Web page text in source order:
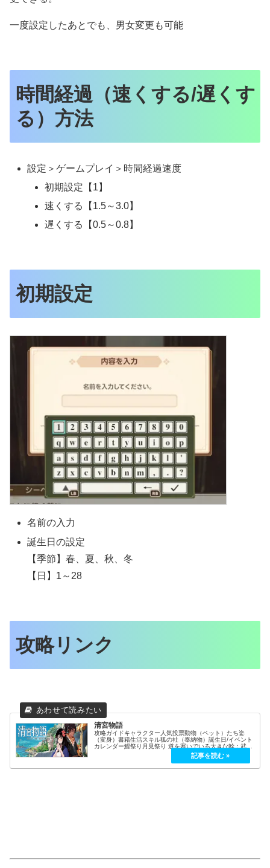
一度設定したあとでも、男女変更も可能
時間経過（速くする/遅くす
る）方法
設定＞ゲームプレイ＞時間経過速度
初期設定【1】
速くする【1.5～3.0】
遅くする【0.5～0.8】
初期設定
名前の入力
誕生日の設定
【季節】春、夏、秋、冬
【日】1～28
攻略リンク
清宮物語
攻略ガイドキャラクター人気投票動物（ペット）たち姿
（変身）書籍生活スキル狐の社（奉納物）誕生日/イベント
カレンダー鯉祭り月見祭り 道を塞いでいる大きな幹：武器
Lv3以上 序盤からサクサク行きたい人向け武器：黄金の聖